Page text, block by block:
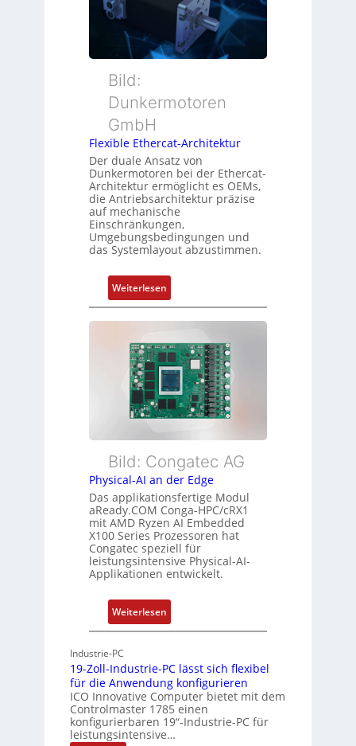
c
h
g
e
u
u
n
d
Z
u
s
t
d
b
e
r
w
a
u
n
g
t
e
y
s
o
r
g
t
f
ü
r
m
e
h
r
L
e
i
s
t
n
g
Bild:
Dunkermotoren
GmbH
Flexible Ethercat-Architektur
Der duale Ansatz von
Dunkermotoren bei der Ethercat-
Architektur ermöglicht es OEMs,
die Antriebsarchitektur präzise
auf mechanische
Einschränkungen,
Umgebungsbedingungen und
das Systemlayout abzustimmen.
Weiterlesen:
F
l
x
i
b
l
e
E
h
e
r
c
a
t
-
r
c
t
e
k
t
u
Bild: Congatec AG
Physical-AI an der Edge
Das applikationsfertige Modul
aReady.COM Conga-HPC/cRX1
mit AMD Ryzen AI Embedded
X100 Series Prozessoren hat
Congatec speziell für
leistungsintensive Physical-AI-
Applikationen entwickelt.
Weiterlesen:
P
s
i
c
a
Industrie-PC
19-Zoll-Industrie-PC lässt sich flexibel
für die Anwendung konfigurieren
ICO Innovative Computer bietet mit dem
Controlmaster 1785 einen
konfigurierbaren 19“-Industrie-PC für
leistungsintensive…